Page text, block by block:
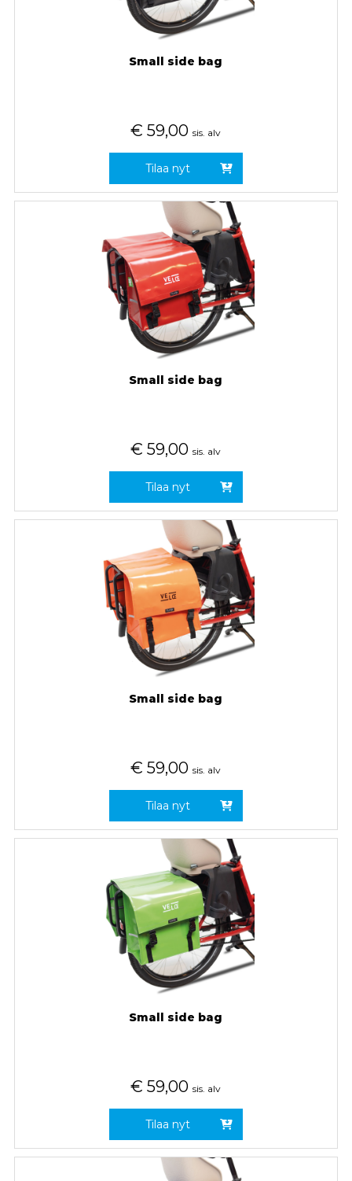
Small side bag
€ 59,00 sis. alv
Tilaa nyt
Small side bag
€ 59,00 sis. alv
Tilaa nyt
Small side bag
€ 59,00 sis. alv
Tilaa nyt
Small side bag
€ 59,00 sis. alv
Tilaa nyt